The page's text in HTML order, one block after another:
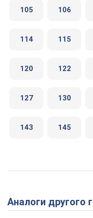
105 106
114 115
120 122
127 130
143 145
Аналоги другого